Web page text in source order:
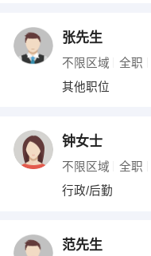
张先生
不限区域 全职
其他职位
钟女士
不限区域 全职
行政/后勤
范先生